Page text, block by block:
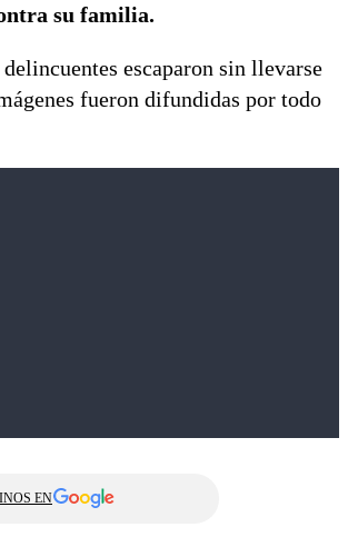
su familia.
escaparon sin llevarse
fueron difundidas por todo
EN